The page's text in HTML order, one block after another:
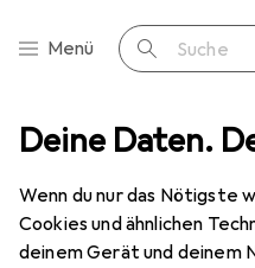
Deine Daten.
Wenn du nur das Nötigste
Cookies und ähnlichen
deinem Gerät und deinem
Navigation nach Kategorien
Menü Suche
Top bewertete
Diese Seite bleibt immer
aktualisiert. i